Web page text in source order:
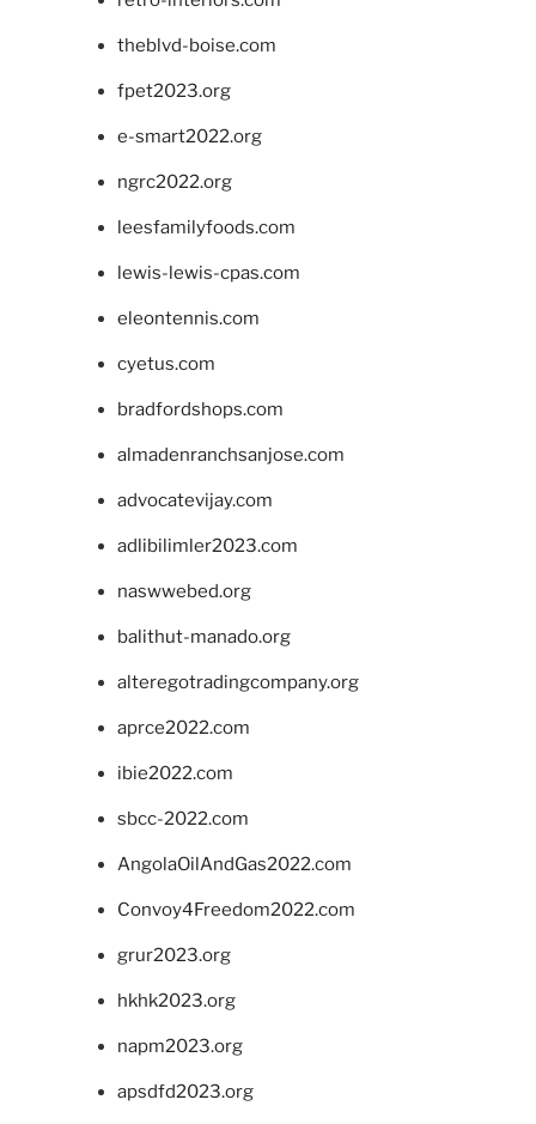
theblvd-boise.com
fpet2023.org
e-smart2022.org
ngrc2022.org
leesfamilyfoods.com
lewis-lewis-cpas.com
eleontennis.com
cyetus.com
bradfordshops.com
almadenranchsanjose.com
advocatevijay.com
adlibilimler2023.com
naswwebed.org
balithut-manado.org
alteregotradingcompany.org
aprce2022.com
ibie2022.com
sbcc-2022.com
AngolaOilAndGas2022.com
Convoy4Freedom2022.com
grur2023.org
hkhk2023.org
napm2023.org
apsdfd2023.org